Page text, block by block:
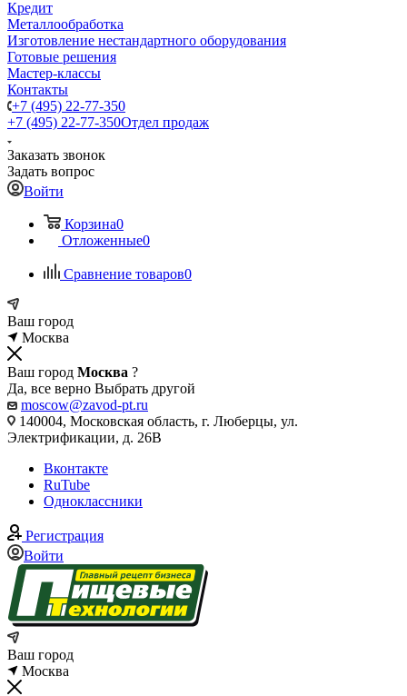
Кредит
Металлообработка
Изготовление нестандартного оборудования
Готовые решения
Мастер-классы
Контакты
+7 (495) 22-77-350
+7 (495) 22-77-350Отдел продаж
Заказать звонок
Задать вопрос
Войти
Корзина0
Отложенные0
Сравнение товаров0
Ваш город
Москва
Ваш город Москва ?
Да, все верно Выбрать другой
moscow@zavod-pt.ru
140004, Московская область, г. Люберцы, ул.
Электрификации, д. 26В
Вконтакте
RuTube
Одноклассники
Регистрация
Войти
Ваш город
Москва